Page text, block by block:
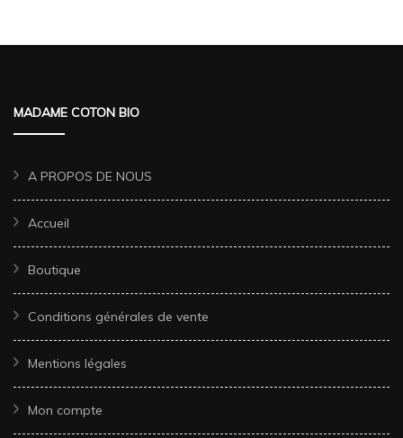
MADAME COTON BIO
A PROPOS DE NOUS
Accueil
Boutique
Conditions générales de vente
Mentions légales
Mon compte